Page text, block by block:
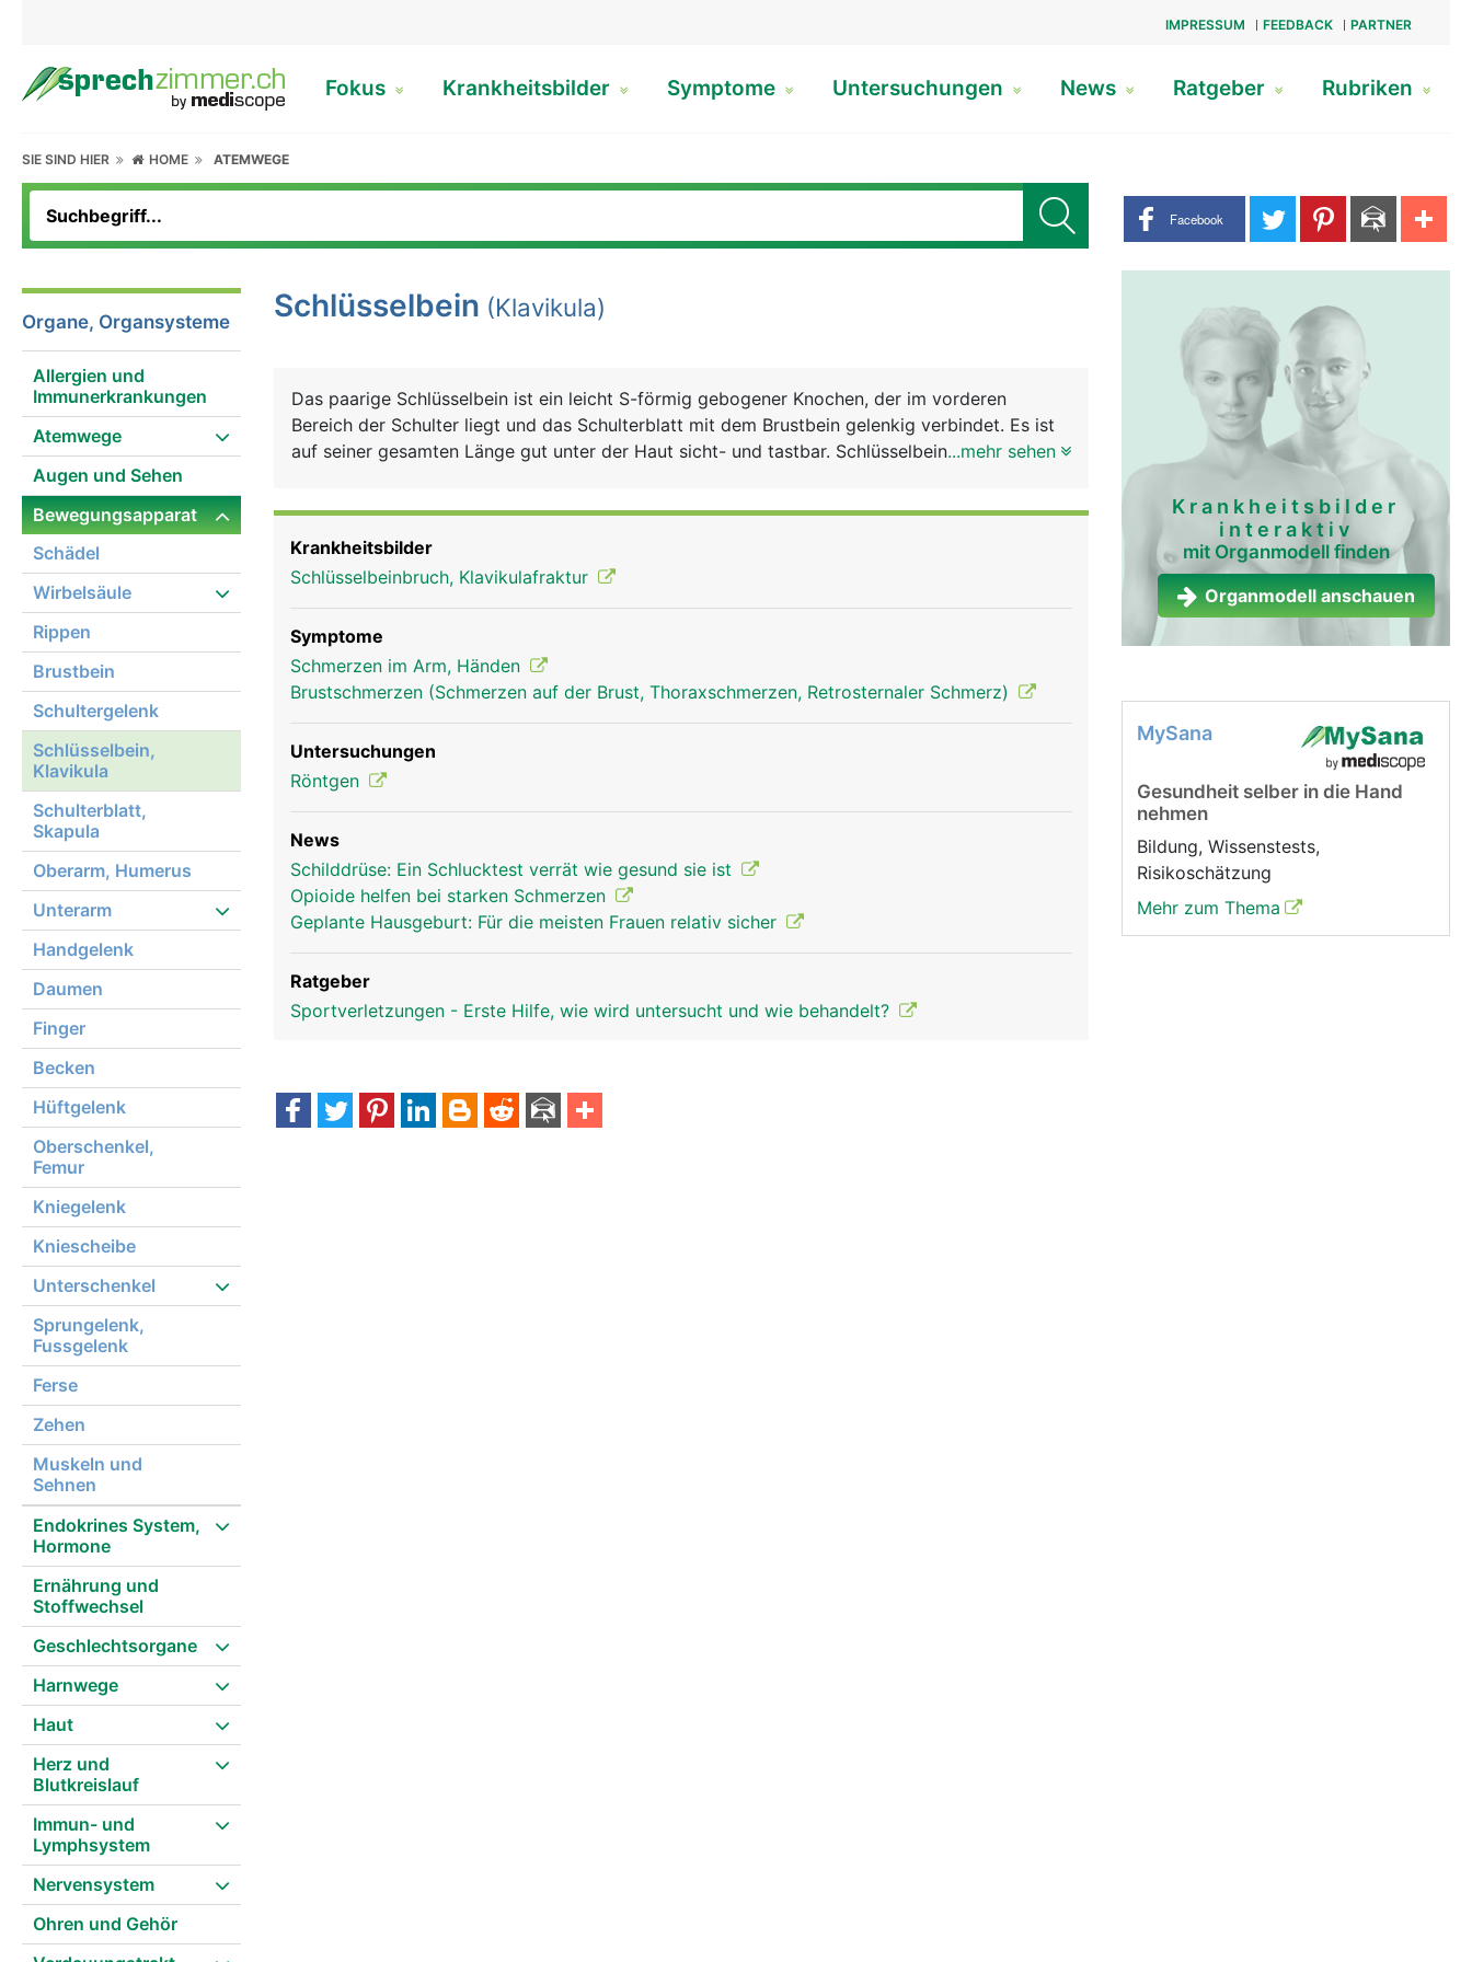
IMPRESSUM FEEDBACK PARTNER
Fokus Krankheitsbilder Symptome Untersuchungen News Ratgeber Rubriken
SIE SIND HIER HOME ATEMWEGE
Share buttons
Facebook
Organe, Organsysteme
Allergien und
Immunerkrankungen
Atemwege
Augen und Sehen
Bewegungsapparat
Schädel
Wirbelsäule
Rippen
Brustbein
Schultergelenk
Schlüsselbein,
Klavikula
Schulterblatt,
Skapula
Oberarm, Humerus
Unterarm
Handgelenk
Daumen
Finger
Becken
Hüftgelenk
Oberschenkel,
Femur
Kniegelenk
Kniescheibe
Unterschenkel
Sprungelenk,
Fussgelenk
Ferse
Zehen
Muskeln und
Sehnen
Endokrines System,
Hormone
Ernährung und
Stoffwechsel
Geschlechtsorgane
Harnwege
Haut
Herz und
Blutkreislauf
Immun- und
Lymphsystem
Nervensystem
Ohren und Gehör
Schlüsselbein (Klavikula)
Das paarige Schlüsselbein ist ein leicht S-förmig gebogener Knochen, der im vorderen
Bereich der Schulter liegt und das Schulterblatt mit dem Brustbein gelenkig verbindet. Es ist
auf seiner gesamten Länge gut unter der Haut sicht- und tastbar. Schlüsselbein und...mehr sehen
Krankheitsbilder
Schlüsselbeinbruch, Klavikulafraktur
Symptome
Schmerzen im Arm, Händen
Brustschmerzen (Schmerzen auf der Brust, Thoraxschmerzen, Retrosternaler Schmerz)
Untersuchungen
Röntgen
News
Schilddrüse: Ein Schlucktest verrät wie gesund sie ist
Opioide helfen bei starken Schmerzen
Geplante Hausgeburt: Für die meisten Frauen relativ sicher
Ratgeber
Sportverletzungen - Erste Hilfe, wie wird untersucht und wie behandelt?
Krankheitsbilder
interaktiv
mit Organmodell finden
Organmodell anschauen
MySana
Gesundheit selber in die Hand
nehmen
Bildung, Wissenstests,
Risikoschätzung
Mehr zum Thema